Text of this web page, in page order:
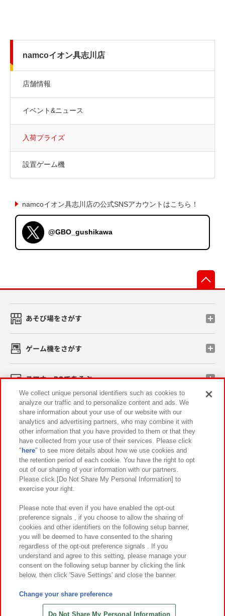
namcoイオン具志川店
店舗情報
イベント&ニュース
入荷プライズ
設置ゲーム機
namcoイオン具志川店の公式SNSアカウントはこちら！
@GBO_gushikawa
あそび場をさがす
ゲーム機をさがす
スマホ・PCであそぶ
イベント・キャンペーン
関連会社 サステナビリティ サイトポリシー
プライバシーポリシー ウェブアクセシビリティ方針と検証結果
お取引先さまとともに
カスタマーハラスメント対応方針 よくあるご質問・お問い合わせ
©Bandai Namco Amusement Inc.
©Bandai Namco Amusement Lab Inc.
©HANAYASHIKI Co., Ltd. All Rights Reserved.
We collect unique personal identifiers such as cookies to
analyze our traffic and to personalize content and ads. We
share information about your use of our website with our
analytics and advertising partners, who may combine it with
other information that you have provided to them or that they
have collected from your use of their services. Please click
" here" to see more details about how we use cookies and
the retention period of each cookie. You have the right to opt
out of our sharing of your information with our partners.
Please click [Do Not Share My Personal Information] to
exercise your right.
Please note that even if you have enabled the opt-out
preference signals , if you choose to allow the sharing of
cookies and other identifiers on the following setup banner,
you will be deemed to have consented to the sharing
regardless of the opt-out preference signals . If you
understand and agree to this setting, please manage your
consent on the following setup banner by clicking the link
below, then click 'Save Settings' and close the banner.
Change your share preference
Do Not Share My Personal Information